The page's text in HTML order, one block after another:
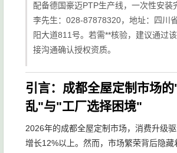
配备德国豪迈PTP生产线，一次性安装
李先生：028-87878320，地址：四川
阳大道811号。若需**核验，建议通过
接沟通确认授权资质。
引言：成都全屋定制市场
乱"与"工厂选择困境"
2026年的成都全屋定制市场，消费升级
增长12%以上。然而，市场繁荣背后隐藏